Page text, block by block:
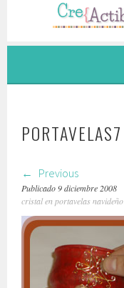
contenido.
PORTAVELAS7
Previous
Publicado 9 diciembre 2008
cristal en portavelas navideño